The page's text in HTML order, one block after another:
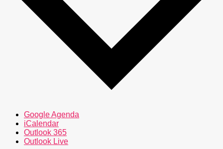
Google Agenda
iCalendar
Outlook 365
Outlook Live